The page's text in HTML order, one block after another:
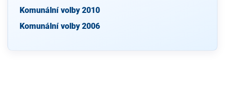
Komunální volby 2010
Komunální volby 2006